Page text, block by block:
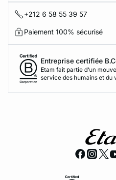
+212 6 58 55 39 57
Paiement 100% sécurisé
Entreprise certifiée
Etam fait partie d’un
service des humains et du